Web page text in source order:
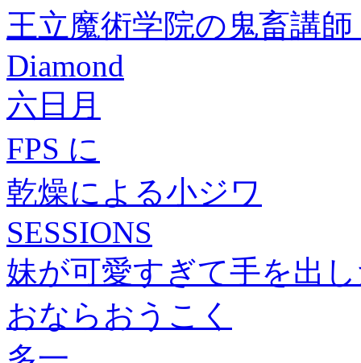
王立魔術学院の鬼畜講
Diamond
六日月
FPS に
乾燥による小ジワ
SESSIONS
妹が可愛すぎて手を出
おならおうこく